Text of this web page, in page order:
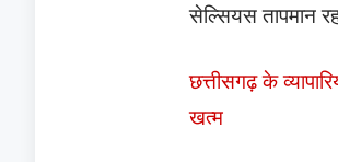
सेल्सियस तापमान
छत्तीसगढ़ के
खत्म